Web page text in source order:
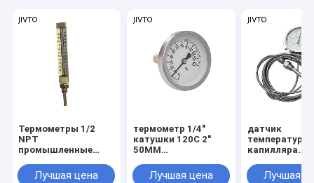
Термометры 1/2
NPT
промышленные
Лучшая цена
термометр 1/4"
катушки 120C 2"
50MM
датчикЛучшая цена
датчик
температуры
капилляра
двойной
Лучшая